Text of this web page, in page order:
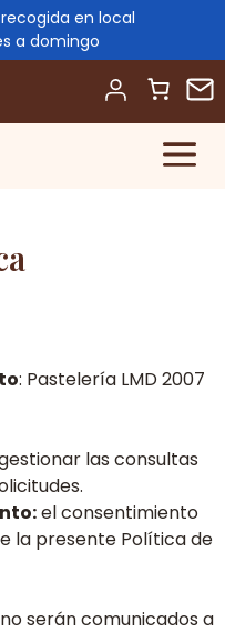
en local
a domingo
: Pastelería LMD 2007
las consultas
el consentimiento
la presente Política de
no serán comunicados a